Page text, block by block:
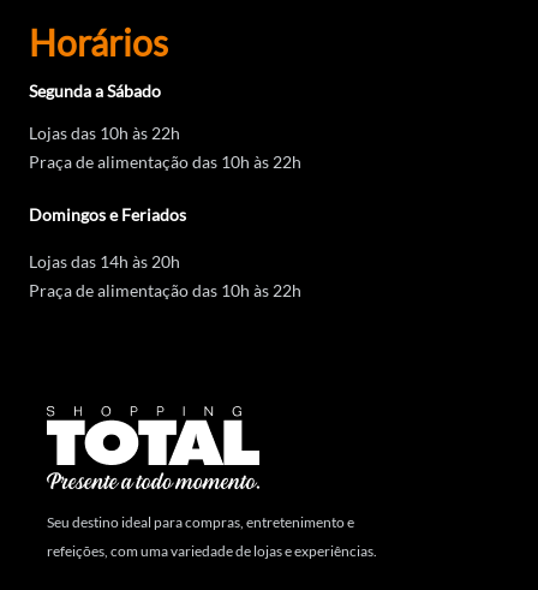
Horários
Segunda a Sábado
Lojas das 10h às 22h
Praça de alimentação das 10h às 22h
Domingos e Feriados
Lojas das 14h às 20h
Praça de alimentação das 10h às 22h
Seu destino ideal para compras, entretenimento e
refeições, com uma variedade de lojas e experiências.